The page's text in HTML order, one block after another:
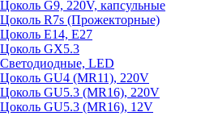
Цоколь G9, 220V, капсульные
Цоколь R7s (Прожекторные)
Цоколь E14, E27
Цоколь GX5.3
Светодиодные, LED
Цоколь GU4 (MR11), 220V
Цоколь GU5.3 (MR16), 220V
Цоколь GU5.3 (MR16), 12V